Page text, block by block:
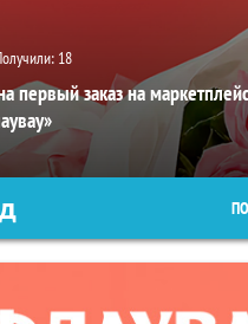
18
первый заказ на